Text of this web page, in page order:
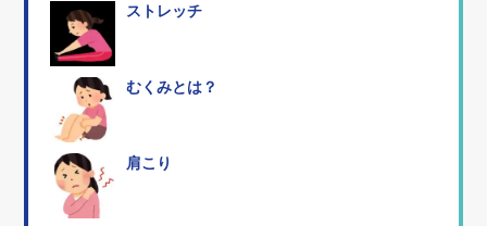
ストレッチ
むくみとは？
肩こり